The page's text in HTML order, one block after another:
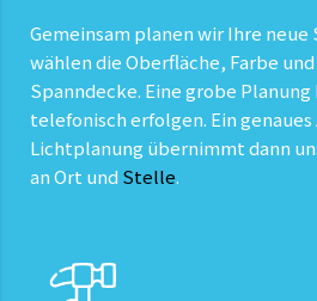
Gemeinsam planen wir Ihre neue
wählen die Oberfläche, Farbe
Spanndecke. Eine grobe
telefonisch erfolgen. Ein genaues
Lichtplanung übernimmt dann
an Ort und Stelle.